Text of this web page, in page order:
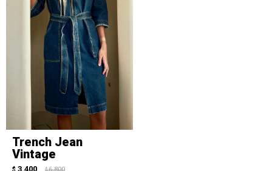
Trench Jean
Vintage
3.400 $